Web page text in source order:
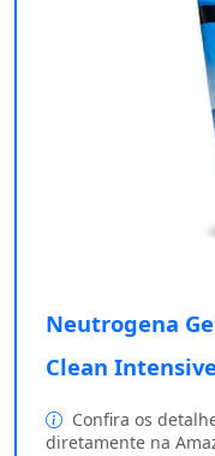
Neutrogena
Clean
Confira os
diretamente na